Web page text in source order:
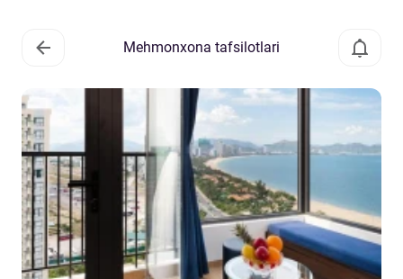
Mehmonxona tafsilotlari